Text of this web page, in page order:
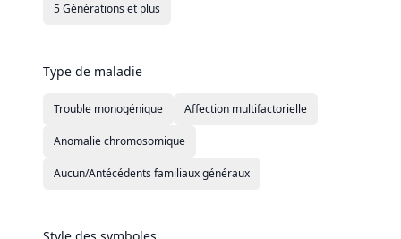
5 Générations et plus
Type de maladie
Trouble monogénique Affection multifactorielle
Anomalie chromosomique
Aucun/Antécédents familiaux généraux